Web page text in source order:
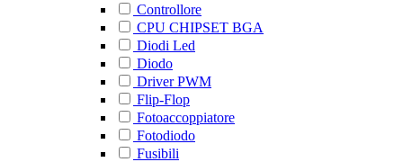
Controllore
CPU CHIPSET BGA
Diodi Led
Diodo
Driver PWM
Flip-Flop
Fotoaccoppiatore
Fotodiodo
Fusibili